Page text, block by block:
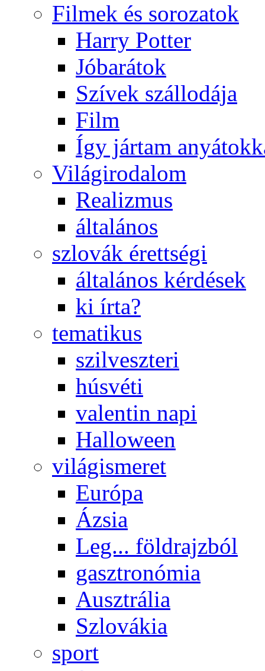
Filmek és sorozatok
Harry Potter
Jóbarátok
Szívek szállodája
Film
Így jártam
Világirodalom
Realizmus
általános
szlovák érettségi
általános kérdések
ki írta?
tematikus
szilveszteri
húsvéti
valentin napi
Halloween
világismeret
Európa
Ázsia
Leg... földrajzból
gasztronómia
Ausztrália
Szlovákia
sport